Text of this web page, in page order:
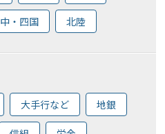
中・四国 北陸
大手行など 地銀